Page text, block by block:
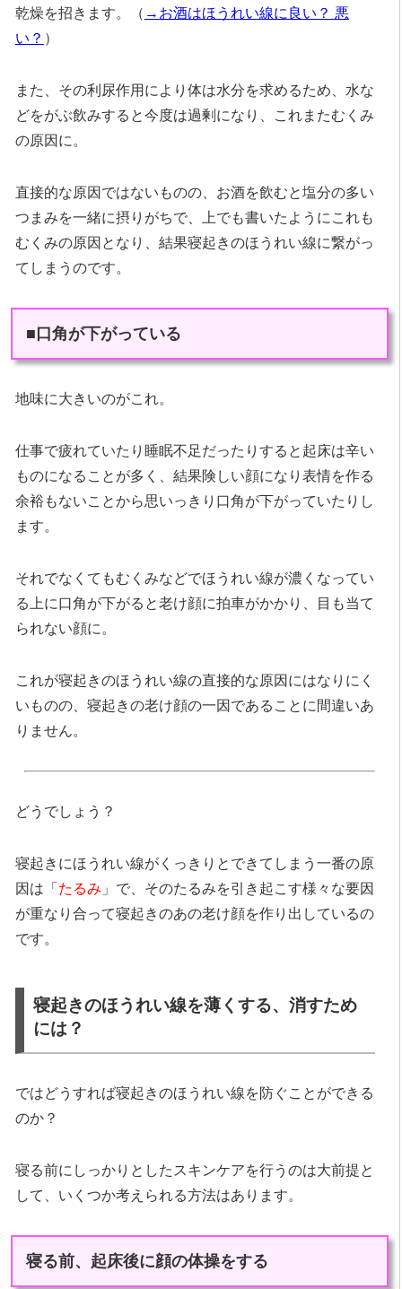
乾燥を招きます。（ →お酒はほうれい線に良い？ 悪
い？ ）
また、その利尿作用により体は水分を求めるため、水な
どをがぶ飲みすると今度は過剰になり、これまたむくみ
の原因に。
直接的な原因ではないものの、お酒を飲むと塩分の多い
つまみを一緒に摂りがちで、上でも書いたようにこれも
むくみの原因となり、結果寝起きのほうれい線に繋がっ
てしまうのです。
■口角が下がっている
地味に大きいのがこれ。
仕事で疲れていたり睡眠不足だったりすると起床は辛い
ものになることが多く、結果険しい顔になり表情を作る
余裕もないことから思いっきり口角が下がっていたりし
ます。
それでなくてもむくみなどでほうれい線が濃くなってい
る上に口角が下がると老け顔に拍車がかかり、目も当て
られない顔に。
これが寝起きのほうれい線の直接的な原因にはなりにく
いものの、寝起きの老け顔の一因であることに間違いあ
りません。
どうでしょう？
寝起きにほうれい線がくっきりとできてしまう一番の原
因は「 たるみ 」で、そのたるみを引き起こす様々な要因
が重なり合って寝起きのあの老け顔を作り出しているの
です。
寝起きのほうれい線を薄くする、消すため
には？
ではどうすれば寝起きのほうれい線を防ぐことができる
のか？
寝る前にしっかりとしたスキンケアを行うのは大前提と
して、いくつか考えられる方法はあります。
寝る前、起床後に顔の体操をする